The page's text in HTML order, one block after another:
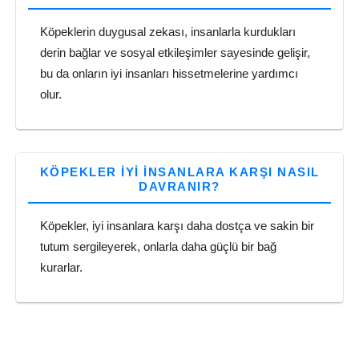
Köpeklerin duygusal zekası, insanlarla kurdukları
derin bağlar ve sosyal etkileşimler sayesinde gelişir,
bu da onların iyi insanları hissetmelerine yardımcı
olur.
KÖPEKLER IYI INSANLARA KARŞI NASIL
DAVRANIR?
Köpekler, iyi insanlara karşı daha dostça ve sakin bir
tutum sergileyerek, onlarla daha güçlü bir bağ
kurarlar.